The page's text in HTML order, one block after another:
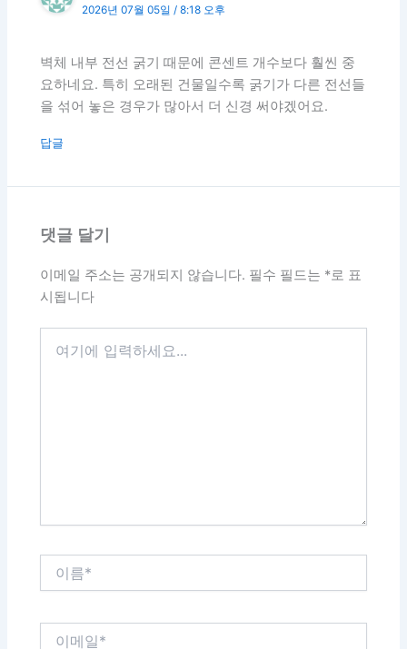
2026년 07월 05일 / 8:18 오후
벽체 내부 전선 굵기 때문에 콘센트 개수보다 훨씬 중
요하네요. 특히 오래된 건물일수록 굵기가 다른 전선들
을 섞어 놓은 경우가 많아서 더 신경 써야겠어요.
답글
댓글 달기
이메일 주소는 공개되지 않습니다. 필수 필드는 *로 표
시됩니다